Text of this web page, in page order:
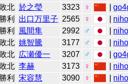
敗北 於之瑩 3323 ♀ |
勝利 出口万里子 2565 ♀
勝利 風間隼 2992 ♂
敗北 姚智騰 3177 ♂
敗北 広瀬優一 3207 ♂ |
敗北 李赫 3173 ♀
勝利 宋容慧 3090 ♀